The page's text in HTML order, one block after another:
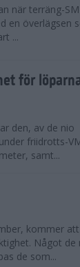
när terräng-
en överlägsen
...
för
den, av de nio
friidrotts-
samt...
kommer att
Något de
de som...